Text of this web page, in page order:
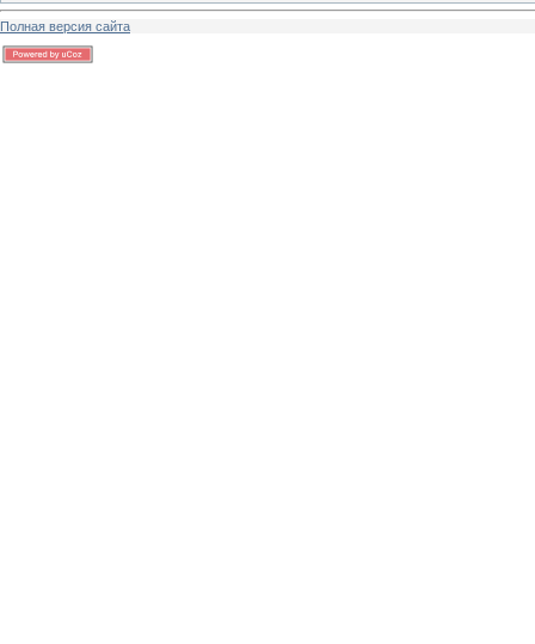
Полная версия сайта